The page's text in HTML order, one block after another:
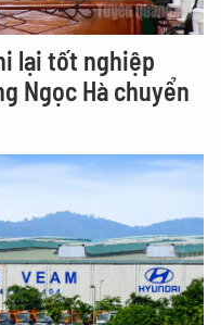
lại tốt nghiệp
Ngọc Hà chuyển